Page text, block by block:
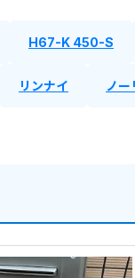
H67-K 450-S
リンナイ ノー